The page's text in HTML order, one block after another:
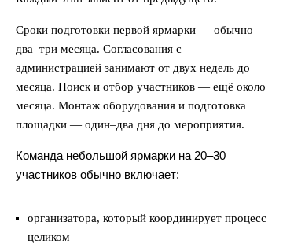
Сроки подготовки первой ярмарки — обычно
два–три месяца. Согласования с
администрацией занимают от двух недель до
месяца. Поиск и отбор участников — ещё около
месяца. Монтаж оборудования и подготовка
площадки — один–два дня до мероприятия.
Команда небольшой ярмарки на 20–30
участников обычно включает:
организатора, который координирует процесс
целиком